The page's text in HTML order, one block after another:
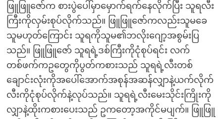
ဖြူဖြူဇော်က စားပွဲပေါ်မှာမှောက်ရက်နေလိုက်ပြီး သူရလီး
ကြီးကိုလှမ်းစုပ်လိုက်သည်။ ဖြူဖြူဇော်ကလည်းသူမခေ
သူမဟုတ်ကြောင်း သူရကိုသူမ၏ဘလိုးဂျော့အစွမ်းပြ
သည်။ ဖြူဖြူဇော် သူရရဲ့ဒစ်ကြီးကိုငုံစုပ်ရင်း လက်
တစ်ဖက်ကဥတွေကိုပွတ်ကစားသည် သူရရဲ့လီးတစ်
ချောင်းလုံးကိုအပေါ်အောက်အစုန်အဆန်လျှာနဲ့ယက်လိုက်
လီးကိုငုံစုပ်လိုက်နဲ့လုပ်သည်။ သူရရဲ့လီးမေးသိုင်းကြိုးကို
လျှာနဲ့ထိုးကစားပေးသည် ဥကတော့အကိုင်မပျက်။ ဖြူဖြူ